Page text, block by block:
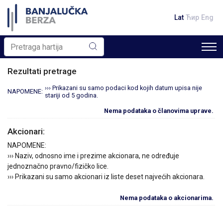
Lat Ћир Eng
Rezultati pretrage
NAPOMENE: ››› Prikazani su samo podaci kod kojih datum upisa nije
stariji od 5 godina.
Nema podataka o članovima uprave.
Akcionari:
NAPOMENE:
››› Naziv, odnosno ime i prezime akcionara, ne određuje
jednoznačno pravno/fizičko lice.
››› Prikazani su samo akcionari iz liste deset najvećih akcionara.
Nema podataka o akcionarima.